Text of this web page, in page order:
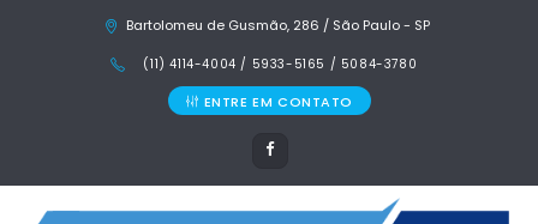
Bartolomeu de Gusmão, 286 / São Paulo - SP
(11) 4114-4004 / 5933-5165 / 5084-3780
ENTRE EM CONTATO